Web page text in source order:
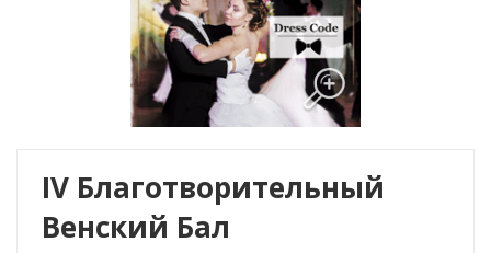
IV Благотворительный
Венский Бал